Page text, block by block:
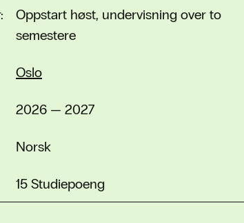
Oppstart høst, undervisning over to
semestere
Oslo
2026 — 2027
Norsk
15 Studiepoeng